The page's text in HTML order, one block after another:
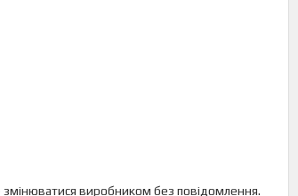
змінюватися виробником без повідомлення.